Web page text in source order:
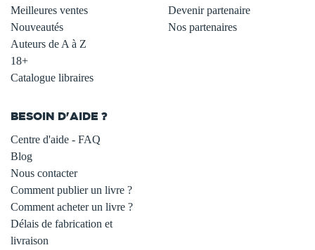
Meilleures ventes
Nouveautés
Auteurs de A à Z
18+
Catalogue libraires
Devenir partenaire
Nos partenaires
BESOIN D'AIDE ?
Centre d'aide - FAQ
Blog
Nous contacter
Comment publier un livre ?
Comment acheter un livre ?
Délais de fabrication et
livraison